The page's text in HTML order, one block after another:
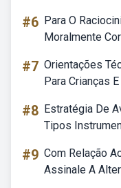
#6 Para O
Moralmente
#7 Orientações
Para Crianças
#8 Estratégia De
Tipos
#9 Com Relação
Assinale A